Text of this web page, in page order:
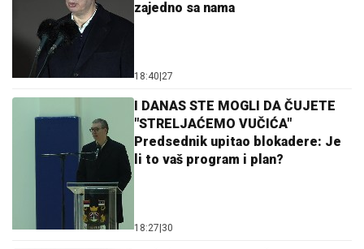
zajedno sa nama
18:40 27
I DANAS STE MOGLI DA ČUJETE
"STRELJAĆEMO VUČIĆA"
Predsednik upitao blokadere: Je
li to vaš program i plan?
18:27 30